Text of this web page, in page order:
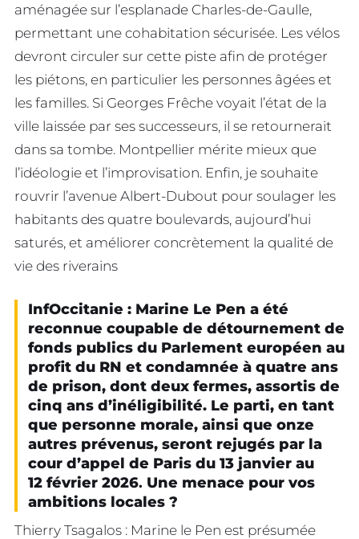
aménagée sur l’esplanade Charles-de-Gaulle,
permettant une cohabitation sécurisée. Les vélos
devront circuler sur cette piste afin de protéger
les piétons, en particulier les personnes âgées et
les familles. Si Georges Frêche voyait l’état de la
ville laissée par ses successeurs, il se retournerait
dans sa tombe. Montpellier mérite mieux que
l’idéologie et l’improvisation. Enfin, je souhaite
rouvrir l’avenue Albert-Dubout pour soulager les
habitants des quatre boulevards, aujourd’hui
saturés, et améliorer concrètement la qualité de
vie des riverains
InfOccitanie : Marine Le Pen a été
reconnue coupable de détournement de
fonds publics du Parlement européen au
profit du RN et condamnée à quatre ans
de prison, dont deux fermes, assortis de
cinq ans d’inéligibilité. Le parti, en tant
que personne morale, ainsi que onze
autres prévenus, seront rejugés par la
cour d’appel de Paris du 13 janvier au
12 février 2026. Une menace pour vos
ambitions locales ?
Thierry Tsagalos : Marine le Pen est présumée